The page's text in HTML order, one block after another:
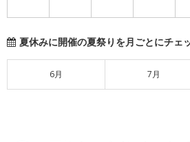
夏休みに開催の夏祭りを月ごとにチェ
6月 7月